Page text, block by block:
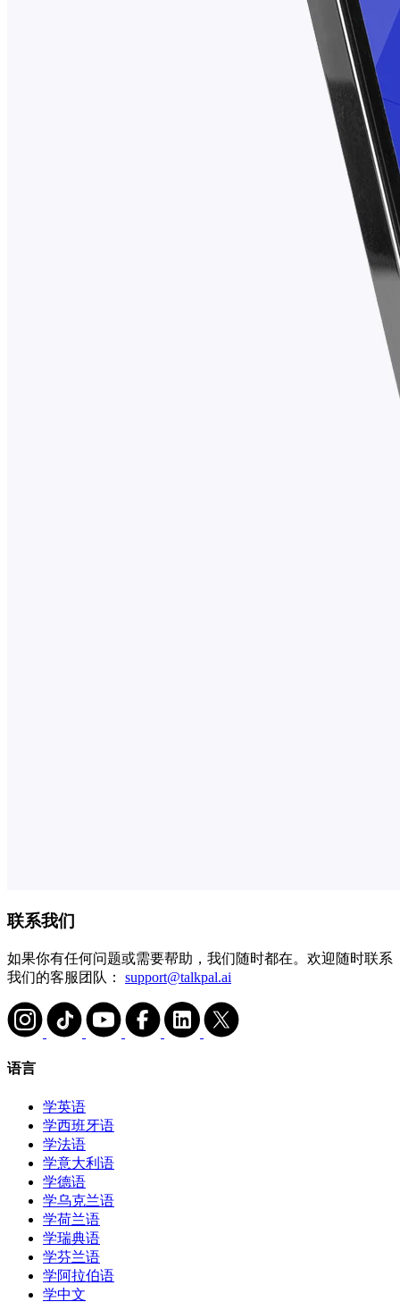
联系我们
如果你有任何问题或需要帮助，我们随时都在。欢迎随时联系
我们的客服团队： support@talkpal.ai
语言
学英语
学西班牙语
学法语
学意大利语
学德语
学乌克兰语
学荷兰语
学瑞典语
学芬兰语
学阿拉伯语
学中文